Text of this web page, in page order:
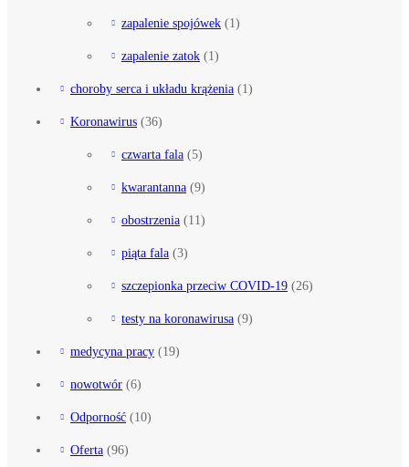
zapalenie spojówek (1)
zapalenie zatok (1)
choroby serca i układu krążenia (1)
Koronawirus (36)
czwarta fala (5)
kwarantanna (9)
obostrzenia (11)
piąta fala (3)
szczepionka przeciw COVID-19 (26)
testy na koronawirusa (9)
medycyna pracy (19)
nowotwór (6)
Odporność (10)
Oferta (96)